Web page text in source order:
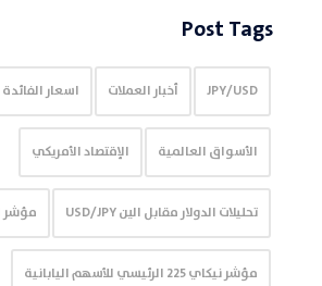
Post Tags
JPY/USD أخبار العملات اسعار الفائدة
الأسواق العالمية الإقتصاد الأمريكي
تحليلات الدولار مقابل الين USD/JPY مؤشر
مؤشر نيكاي 225 الرئيسي للأسهم اليابانية